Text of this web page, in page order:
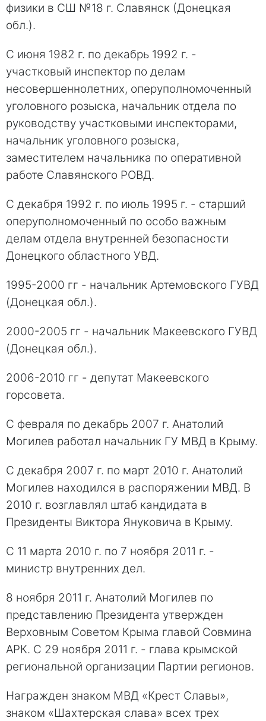
физики в СШ №18 г. Славянск (Донецкая
обл.).
С июня 1982 г. по декабрь 1992 г. -
участковый инспектор по делам
несовершеннолетних, оперуполномоченный
уголовного розыска, начальник отдела по
руководству участковыми инспекторами,
начальник уголовного розыска,
заместителем начальника по оперативной
работе Славянского РОВД.
С декабря 1992 г. по июль 1995 г. - старший
оперуполномоченный по особо важным
делам отдела внутренней безопасности
Донецкого областного УВД.
1995-2000 гг - начальник Артемовского ГУВД
(Донецкая обл.).
2000-2005 гг - начальник Макеевского ГУВД
(Донецкая обл.).
2006-2010 гг - депутат Макеевского
горсовета.
С февраля по декабрь 2007 г. Анатолий
Могилев работал начальник ГУ МВД в Крыму.
С декабря 2007 г. по март 2010 г. Анатолий
Могилев находился в распоряжении МВД. В
2010 г. возглавлял штаб кандидата в
Президенты Виктора Януковича в Крыму.
С 11 марта 2010 г. по 7 ноября 2011 г. -
министр внутренних дел.
8 ноября 2011 г. Анатолий Могилев по
представлению Президента утвержден
Верховным Советом Крыма главой Совмина
АРК. С 29 ноября 2011 г. - глава крымской
региональной организации Партии регионов.
Награжден знаком МВД «Крест Славы»,
знаком «Шахтерская слава» всех трех